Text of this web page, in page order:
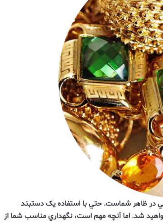
در ظاهر شماست. حتي با استفاده يک دستبند
شد. اما آنچه مهم است، نگهداري مناسب شما از